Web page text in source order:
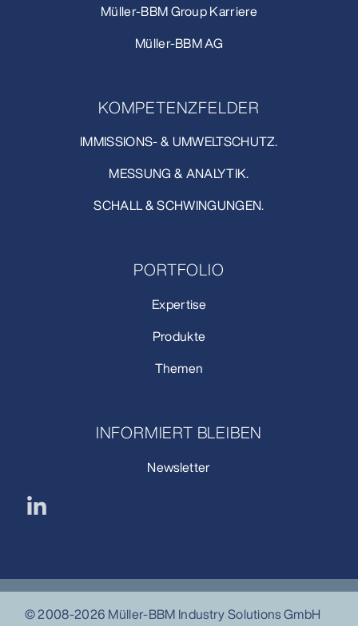
Müller-BBM Group Karriere
Müller-BBM AG
KOMPETENZFELDER
IMMISSIONS- & UMWELTSCHUTZ.
MESSUNG & ANALYTIK.
SCHALL & SCHWINGUNGEN.
PORTFOLIO
Expertise
Produkte
Themen
INFORMIERT BLEIBEN
Newsletter
© 2008-2026 Müller-BBM Industry Solutions GmbH